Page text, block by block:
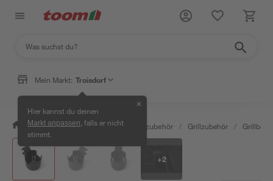
Mein Markt: Troisdorf
Hier kannst du deinen
Markt anpassen , falls er nicht
stimmt.
✕
/ Garten & Freizeit / Grills & Grillzubehör / Grillzubehör /
+2